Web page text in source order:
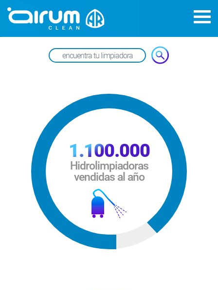
1.100.000
Hidrolimpiadoras
vendidas al año